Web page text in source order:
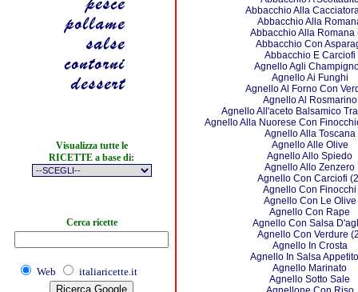
Visualizza tutte le
RICETTE a base di:
Cerca ricette
Web italiaricette.it
Abbacchio Alla
Abbacchio Alla
Abbacchio Alla Romana
Abbacchio Con
Abbacchio E Carciofi
Agnello Agli
Agnello Ai Funghi
Agnello Al Forno Con
Agnello Al Rosmarino
Agnello All'aceto Balsamico
Agnello Alla Nuorese Con
Agnello Alla Toscana
Agnello Alle Olive
Agnello Allo Spiedo
Agnello Allo Zenzero
Agnello Con Carciofi
Agnello Con Finocchi
Agnello Con Le Olive
Agnello Con Rape
Agnello Con Salsa
Agnello Con Verdure
Agnello In Crosta
Agnello In Salsa
Agnello Marinato
Agnello Sotto Sale